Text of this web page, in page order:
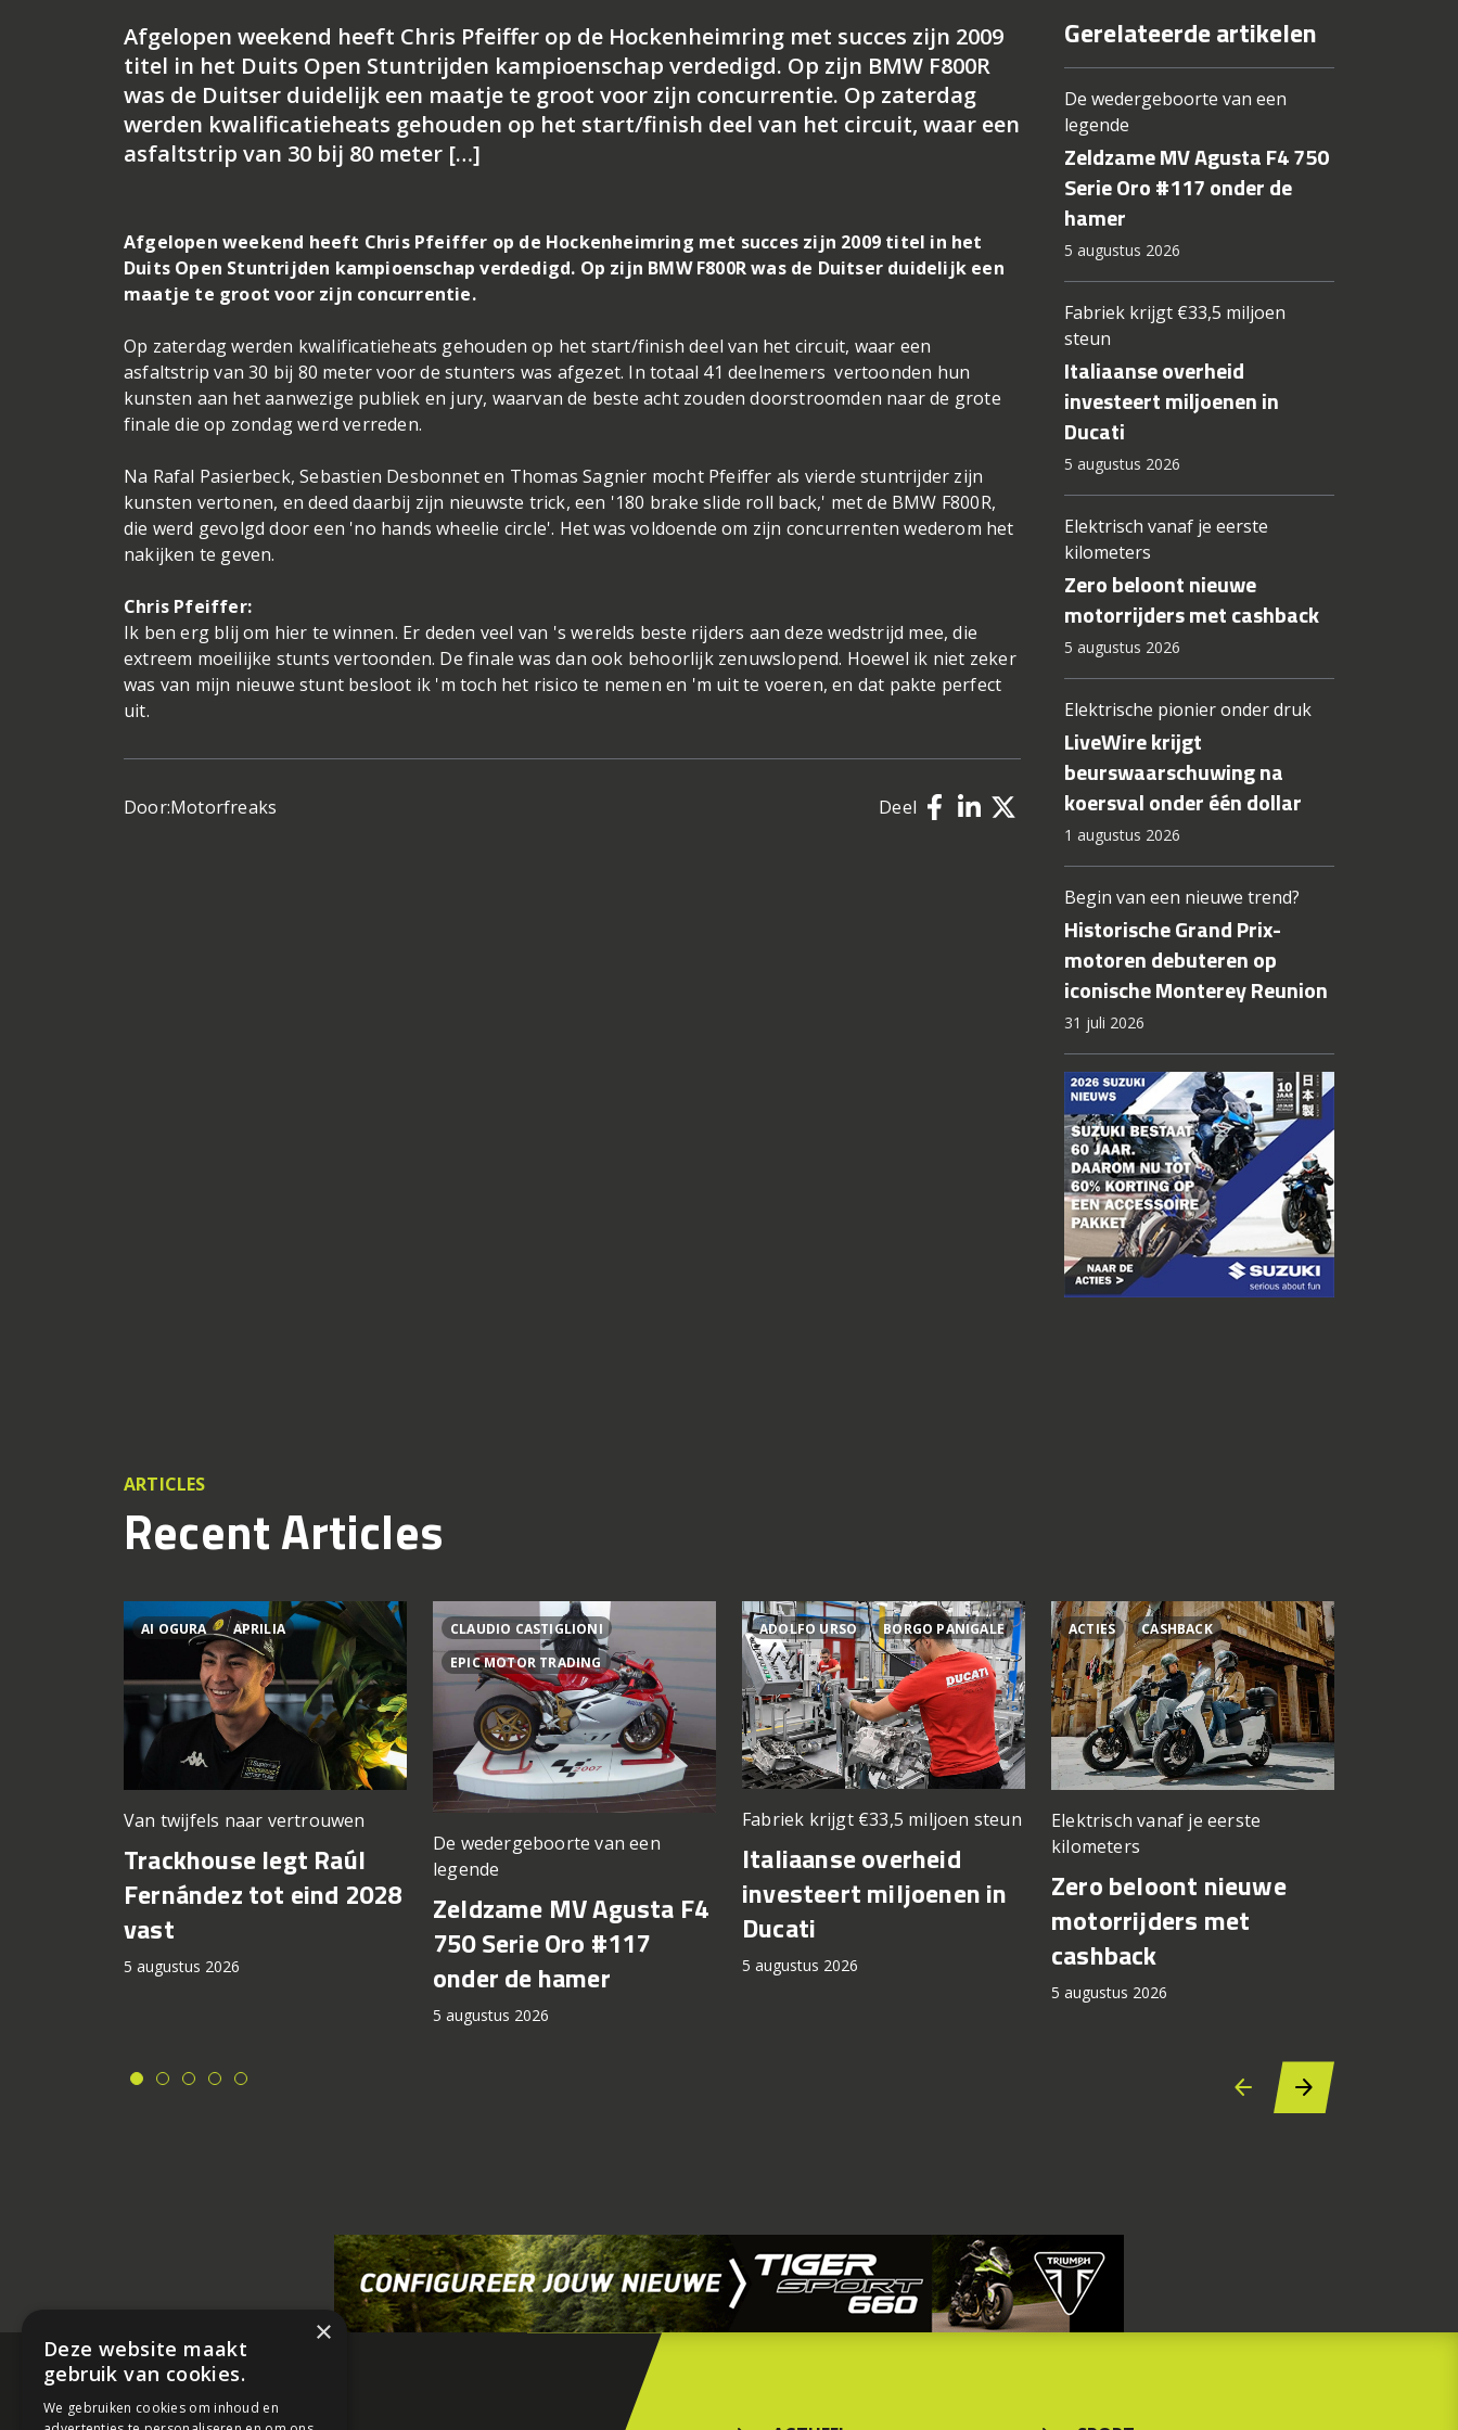
Afgelopen weekend heeft Chris Pfeiffer op de Hockenheimring met succes zijn 2009
titel in het Duits Open Stuntrijden kampioenschap verdedigd. Op zijn BMW F800R
was de Duitser duidelijk een maatje te groot voor zijn concurrentie. Op zaterdag
werden kwalificatieheats gehouden op het start/finish deel van het circuit, waar een
asfaltstrip van 30 bij 80 meter […]
Afgelopen weekend heeft Chris Pfeiffer op de Hockenheimring met succes zijn 2009 titel in het
Duits Open Stuntrijden kampioenschap verdedigd. Op zijn BMW F800R was de Duitser duidelijk een
maatje te groot voor zijn concurrentie.
Op zaterdag werden kwalificatieheats gehouden op het start/finish deel van het circuit, waar een
asfaltstrip van 30 bij 80 meter voor de stunters was afgezet. In totaal 41 deelnemers vertoonden hun
kunsten aan het aanwezige publiek en jury, waarvan de beste acht zouden doorstroomden naar de grote
finale die op zondag werd verreden.
Na Rafal Pasierbeck, Sebastien Desbonnet en Thomas Sagnier mocht Pfeiffer als vierde stuntrijder zijn
kunsten vertonen, en deed daarbij zijn nieuwste trick, een '180 brake slide roll back,' met de BMW F800R,
die werd gevolgd door een 'no hands wheelie circle'. Het was voldoende om zijn concurrenten wederom het
nakijken te geven.
Chris Pfeiffer:
Ik ben erg blij om hier te winnen. Er deden veel van 's werelds beste rijders aan deze wedstrijd mee, die
extreem moeilijke stunts vertoonden. De finale was dan ook behoorlijk zenuwslopend. Hoewel ik niet zeker
was van mijn nieuwe stunt besloot ik 'm toch het risico te nemen en 'm uit te voeren, en dat pakte perfect
uit.
Door:Motorfreaks Deel
Gerelateerde artikelen
De wedergeboorte van een
legende
Zeldzame MV Agusta F4 750
Serie Oro #117 onder de
hamer
5 augustus 2026
Fabriek krijgt €33,5 miljoen
steun
Italiaanse overheid
investeert miljoenen in
Ducati
5 augustus 2026
Elektrisch vanaf je eerste
kilometers
Zero beloont nieuwe
motorrijders met cashback
5 augustus 2026
Elektrische pionier onder druk
LiveWire krijgt
beurswaarschuwing na
koersval onder één dollar
1 augustus 2026
Begin van een nieuwe trend?
Historische Grand Prix-
motoren debuteren op
iconische Monterey Reunion
31 juli 2026
ARTICLES
Recent Articles
AI OGURA APRILIA
Van twijfels naar vertrouwen
Trackhouse legt Raúl
Fernández tot eind 2028
vast
5 augustus 2026
CLAUDIO CASTIGLIONI
EPIC MOTOR TRADING
De wedergeboorte van een
legende
Zeldzame MV Agusta F4
750 Serie Oro #117
onder de hamer
5 augustus 2026
ADOLFO URSO BORGO PANIGALE
Fabriek krijgt €33,5 miljoen steun
Italiaanse overheid
investeert miljoenen in
Ducati
5 augustus 2026
ACTIES CASHBACK
Elektrisch vanaf je eerste
kilometers
Zero beloont nieuwe
motorrijders met
cashback
5 augustus 2026
×
Deze website maakt
gebruik van cookies.
We gebruiken cookies om inhoud en